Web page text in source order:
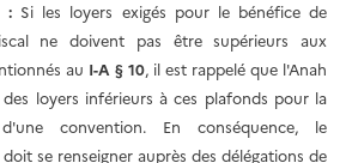
: Si les loyers exigés pour le bénéfice de
ne doivent pas être supérieurs aux
au I-A § 10, il est rappelé que l'Anah
loyers inférieurs à ces plafonds pour la
convention. En conséquence, le
se renseigner auprès des délégations de